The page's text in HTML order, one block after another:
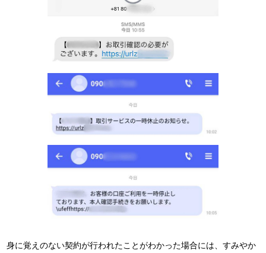
身に覚えのない契約が行われたことがわかった場合には、すみやか